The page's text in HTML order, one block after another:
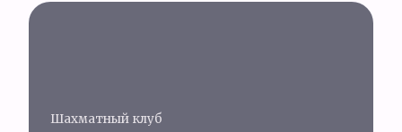
Шахматный клуб